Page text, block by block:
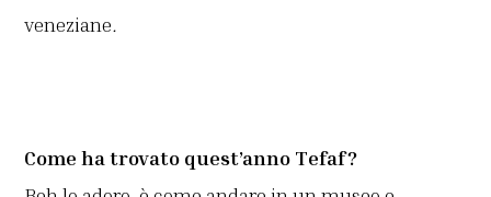
veneziane.
Come ha trovato quest’anno Tefaf?